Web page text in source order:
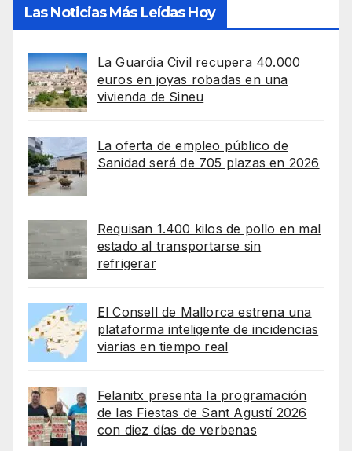
Las Noticias Más Leídas Hoy
La Guardia Civil recupera 40.000
euros en joyas robadas en una
vivienda de Sineu
La oferta de empleo público de
Sanidad será de 705 plazas en 2026
Requisan 1.400 kilos de pollo en mal
estado al transportarse sin
refrigerar
El Consell de Mallorca estrena una
plataforma inteligente de incidencias
viarias en tiempo real
Felanitx presenta la programación
de las Fiestas de Sant Agustí 2026
con diez días de verbenas